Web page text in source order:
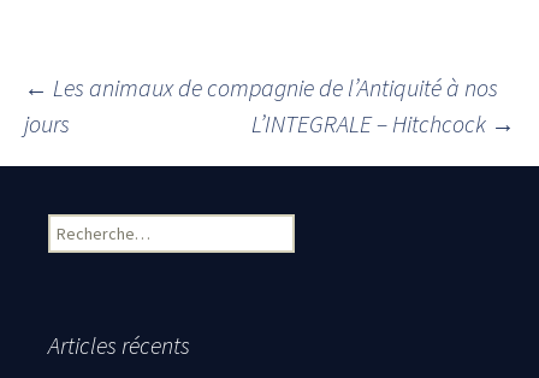
Navigation des articles
← Les animaux de compagnie de l’Antiquité à nos
jours
L’INTEGRALE – Hitchcock →
Rechercher :
Articles récents